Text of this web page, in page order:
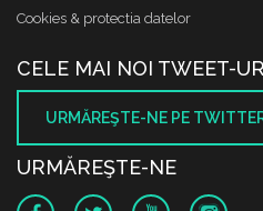
Cookies & protectia datelor
CELE MAI NOI TWEET-
URMĂREŞTE-NE PE
URMĂREŞTE-NE